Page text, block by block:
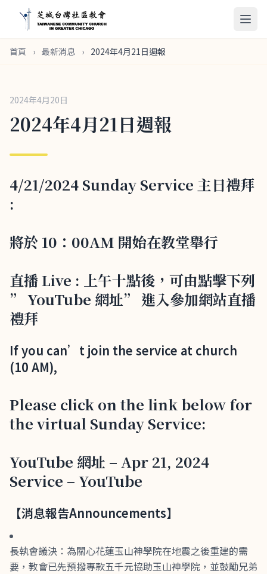
首頁 › 最新消息 › 2024年4月21日週報
2024年4月20日
2024年4月21日週報
4/21/2024 Sunday Service 主日禮拜
:
將於 10：00AM 開始在教堂舉行
直播 Live : 上午十點後，可由點擊下列
” YouTube 網址” 進入參加網站直播
禮拜
If you can’t join the service at church
(10 AM),
Please click on the link below for
the virtual Sunday Service:
YouTube 網址 – Apr 21, 2024
Service – YouTube
【消息報告Announcements】
長執會議決：為關心花蓮玉山神學院在地震之後重建的需
要，教會已先預撥專款五千元協助玉山神學院，並鼓勵兄弟